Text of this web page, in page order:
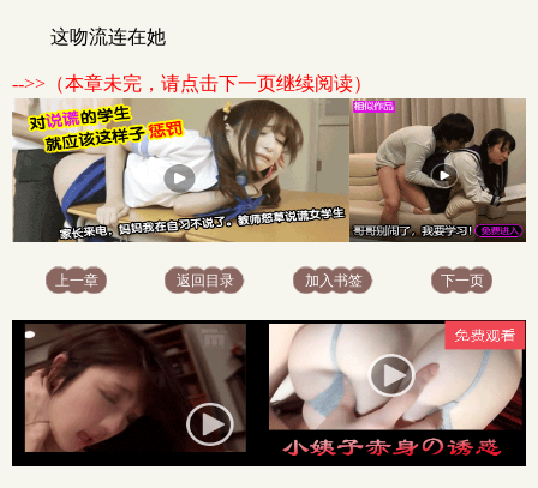
这吻流连在她
-->>（本章未完，请点击下一页继续阅读）
上一章 返回目录 加入书签 下一页